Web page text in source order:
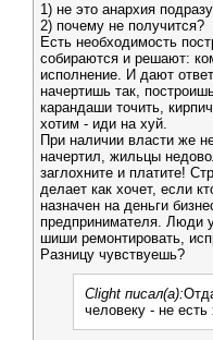
1) не это анархия
2) почему не получится?
Есть необходимость
собираются и решают:
исполнение. И дают
начертишь так,
карандаши точить,
хотим - иди на хуй.
При наличии власти же
начертил, жильцы
заглохните и платите!
делает как хочет, если
назначен на деньги
предпринимателя. Люди
шиши ремонтировать,
Разницу чувствуешь?
Clight писал(а):
человеку - не